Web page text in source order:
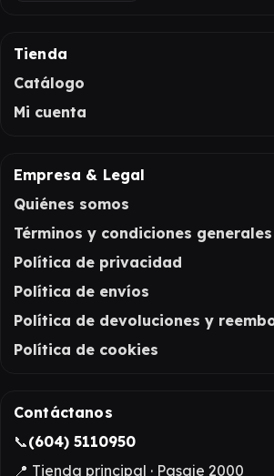
Tienda
Catálogo
Mi cuenta
Empresa & Legal
Quiénes somos
Términos y condiciones generales
Política de privacidad
Política de envíos
Política de devoluciones y
Política de cookies
Contáctanos
📞(604) 5110950
📍 Tienda principal · Pasaje 2000